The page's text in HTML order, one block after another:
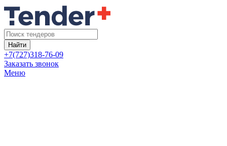
Найти
+7(727)318-76-09
Заказать звонок
Меню